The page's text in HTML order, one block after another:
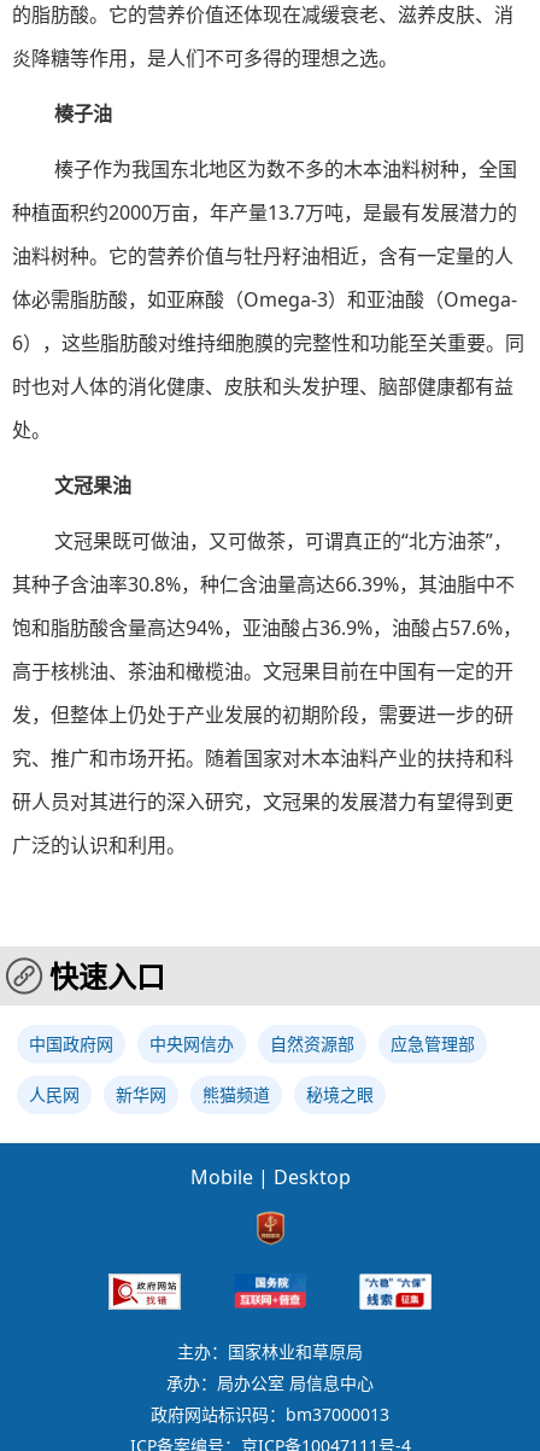
的脂肪酸。它的营养价值还体现在减缓衰老、滋养皮肤、消
炎降糖等作用，是人们不可多得的理想之选。
楱子油
楱子作为我国东北地区为数不多的木本油料树种，全国
种植面积约2000万亩，年产量13.7万吨，是最有发展潜力的
油料树种。它的营养价值与牡丹籽油相近，含有一定量的人
体必需脂肪酸，如亚麻酸（Omega-3）和亚油酸（Omega-
6），这些脂肪酸对维持细胞膜的完整性和功能至关重要。同
时也对人体的消化健康、皮肤和头发护理、脑部健康都有益
处。
文冠果油
文冠果既可做油，又可做茶，可谓真正的“北方油茶”，
其种子含油率30.8%，种仁含油量高达66.39%，其油脂中不
饱和脂肪酸含量高达94%，亚油酸占36.9%，油酸占57.6%，
高于核桃油、茶油和橄榄油。文冠果目前在中国有一定的开
发，但整体上仍处于产业发展的初期阶段，需要进一步的研
究、推广和市场开拓。随着国家对木本油料产业的扶持和科
研人员对其进行的深入研究，文冠果的发展潜力有望得到更
广泛的认识和利用。
快速入口
中国政府网 中央网信办 自然资源部 应急管理部
人民网 新华网 熊猫频道 秘境之眼
Mobile | Desktop
主办：国家林业和草原局
承办：局办公室 局信息中心
政府网站标识码：bm37000013
ICP备案编号：京ICP备10047111号-4